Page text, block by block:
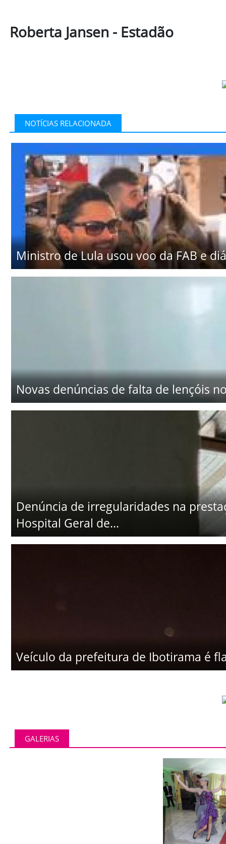
Roberta Jansen - Estadão
NOTÍCIAS RELACIONADA
Ministro de Lula usou voo da FAB e
Novas denúncias de falta de lençóis
Denúncia de irregularidades na
Hospital Geral de...
Veículo da prefeitura de Ibotirama é
GALERIAS